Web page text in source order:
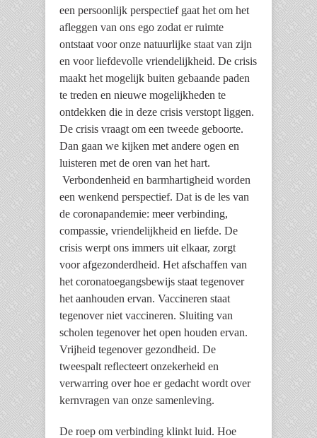
een persoonlijk perspectief gaat het om het
afleggen van ons ego zodat er ruimte
ontstaat voor onze natuurlijke staat van zijn
en voor liefdevolle vriendelijkheid. De crisis
maakt het mogelijk buiten gebaande paden
te treden en nieuwe mogelijkheden te
ontdekken die in deze crisis verstopt liggen.
De crisis vraagt om een tweede geboorte.
Dan gaan we kijken met andere ogen en
luisteren met de oren van het hart.
Verbondenheid en barmhartigheid worden
een wenkend perspectief. Dat is de les van
de coronapandemie: meer verbinding,
compassie, vriendelijkheid en liefde. De
crisis werpt ons immers uit elkaar, zorgt
voor afgezonderdheid. Het afschaffen van
het coronatoegangsbewijs staat tegenover
het aanhouden ervan. Vaccineren staat
tegenover niet vaccineren. Sluiting van
scholen tegenover het open houden ervan.
Vrijheid tegenover gezondheid. De
tweespalt reflecteert onzekerheid en
verwarring over hoe er gedacht wordt over
kernvragen van onze samenleving.
De roep om verbinding klinkt luid. Hoe